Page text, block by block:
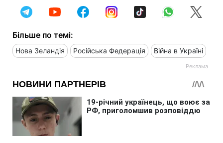
Більше по темі:
Нова Зеландія Російська Федерація Війна в Україні